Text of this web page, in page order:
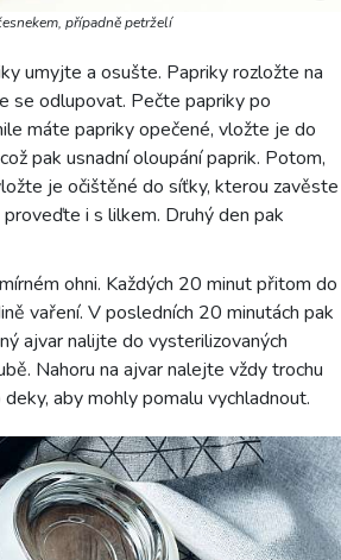
případně petrželí
umyjte a osušte. Papriky rozložte na
se odlupovat. Pečte papriky po
máte papriky opečené, vložte je do
pak usnadní oloupání paprik. Potom,
je očištěné do síťky, kterou zavěste
i s lilkem. Druhý den pak
ohni. Každých 20 minut přitom do
vaření. V posledních 20 minutách pak
ajvar nalijte do vysterilizovaných
Nahoru na ajvar nalejte vždy trochu
aby mohly pomalu vychladnout.